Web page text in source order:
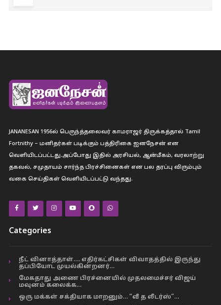
JANANESAN 1956ல் பெருந்த்தலைவர் காமராஜர் திருக்கத்தால் Tamil
Fortnithy – மனிதர்கள் படிக்கும் பத்திரிகை ஐனநேசன் என
வெளியிடப்பட்டது.அப்போது இதில் அரசியல், ஆன்மீகம், வரலாற்று
தகவல், சமுதாயம் சார்ந்த பிரச்சினைகள் என பல தரப்பு விரும்பும்
வகை செய்திகள் வெளியிடப்பட்டு வந்தது.
Categories
நீட் வினாத்தாள்…. எதிர்கட்சிகள் விவாதத்தில் இருந்து
தப்பியோட முயல்கின்றனர்…
மேகதாது அணை பிரச்னையில் முதலமைச்சர் விஜய்
மவுனம் கலைக்க…
ஒரு மக்கள் சக்தியாக மாறனும்… “வீ த லீடர்ஸ்”…